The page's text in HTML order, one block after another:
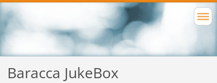
Baracca JukeBox